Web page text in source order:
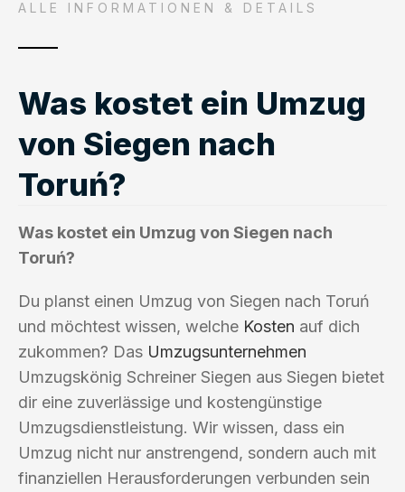
ALLE INFORMATIONEN & DETAILS
Was kostet ein Umzug
von Siegen nach
Toruń?
Was kostet ein Umzug von Siegen nach
Toruń?
Du planst einen Umzug von Siegen nach Toruń
und möchtest wissen, welche Kosten auf dich
zukommen? Das Umzugsunternehmen
Umzugskönig Schreiner Siegen aus Siegen bietet
dir eine zuverlässige und kostengünstige
Umzugsdienstleistung. Wir wissen, dass ein
Umzug nicht nur anstrengend, sondern auch mit
finanziellen Herausforderungen verbunden sein